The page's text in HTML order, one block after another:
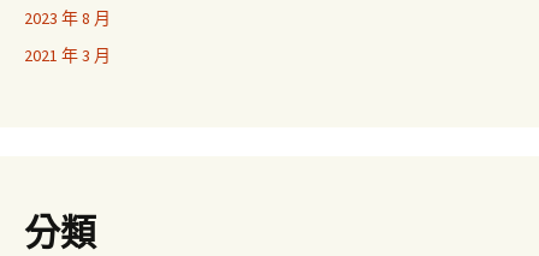
2023 年 8 月
2021 年 3 月
分類